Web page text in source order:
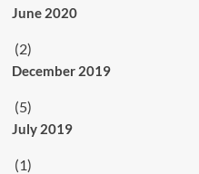
June 2020
(2)
December 2019
(5)
July 2019
(1)